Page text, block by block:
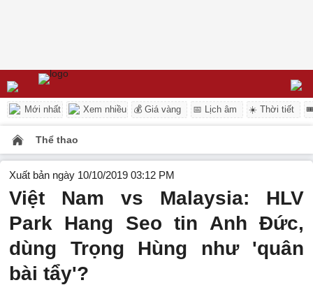
Mới nhất Xem nhiều 💰 Giá vàng 📅 Lịch âm ☀️ Thời tiết
Thể thao
Xuất bản ngày 10/10/2019 03:12 PM
Việt Nam vs Malaysia: HLV
Park Hang Seo tin Anh Đức,
dùng Trọng Hùng như 'quân
bài tẩy'?